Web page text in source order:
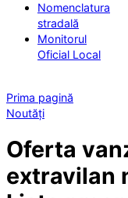
Nomenclatura
stradală
Monitorul
Oficial Local
Prima pagină
Noutăți
Oferta
extravilan